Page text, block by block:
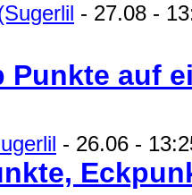
- 27.08 -
Punkte auf
- 26.06 -